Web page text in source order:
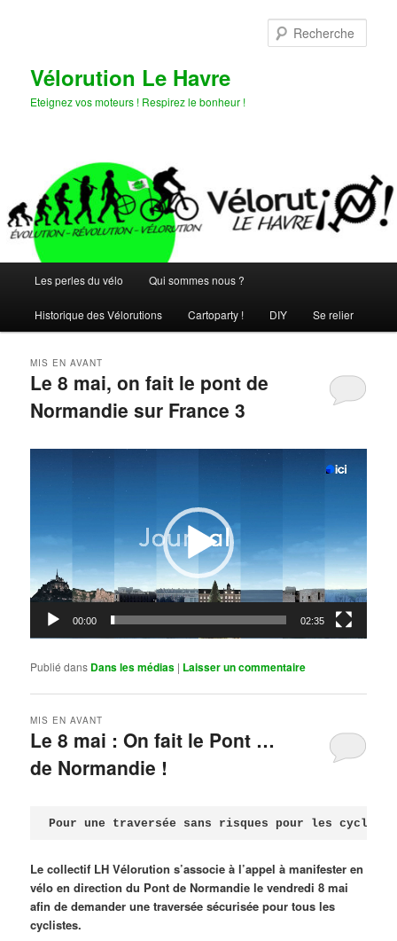
Vélorution Le Havre
Eteignez vos moteurs ! Respirez le bonheur !
principal
Les perles du vélo Qui sommes nous ?
Historique des Vélorutions Cartoparty ! DIY Se relier
Le 8 mai, on fait le pont de
Normandie sur France 3
MIS EN AVANT
00:00 02:35
Publié dans Dans les médias | Laisser un commentaire
Le 8 mai : On fait le Pont …
de Normandie !
MIS EN AVANT
Pour une traversée sans risques pour les
Le collectif LH Vélorution s’associe à l’appel à manifester en
vélo en direction du Pont de Normandie le vendredi 8 mai
afin de demander une traversée sécurisée pour tous les
cyclistes.